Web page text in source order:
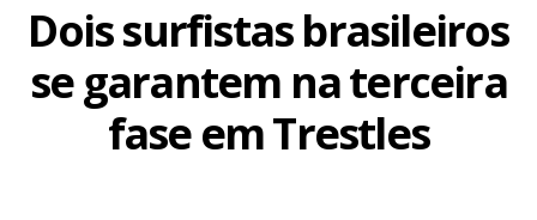
Dois surfistas brasileiros
se garantem na terceira
fase em Trestles